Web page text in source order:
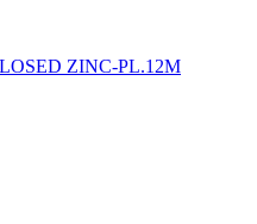
ZINC-PL.12M